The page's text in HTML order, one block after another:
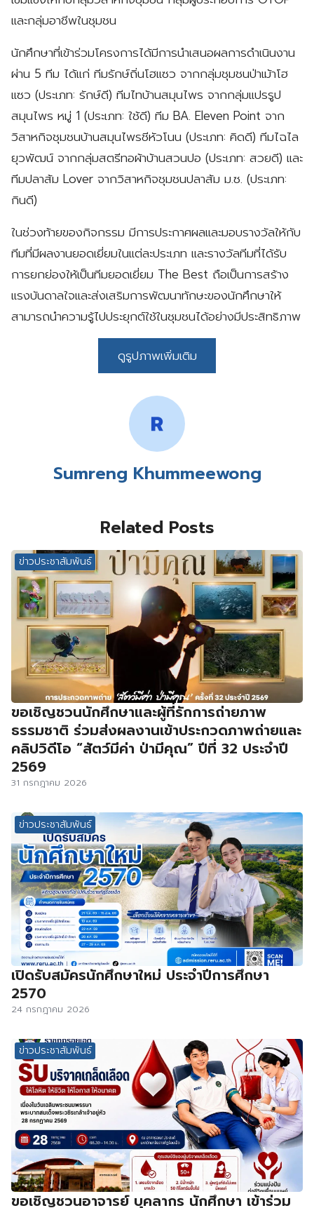
และกลุ่มอาชีพในชุมชน
นักศึกษาที่เข้าร่วมโครงการได้มีการนำเสนอผลการดำเนินงาน
ผ่าน 5 ทีม ได้แก่ ทีมรักษ์ถิ่นโฮแซว จากกลุ่มชุมชนป่าเม้าโฮ
แซว (ประเภท: รักษ์ดี) ทีมไทบ้านสมุนไพร จากกลุ่มแปรรูป
สมุนไพร หมู่ 1 (ประเภท: ใช้ดี) ทีม BA. Eleven Point จาก
วิสาหกิจชุมชนบ้านสมุนไพรชีหัวโนน (ประเภท: คิดดี) ทีมไฉไล
ยุวพัฒน์ จากกลุ่มสตรีทอผ้าบ้านสวนปอ (ประเภท: สวยดี) และ
ทีมปลาส้ม Lover จากวิสาหกิจชุมชนปลาส้ม ม.ซ. (ประเภท:
กินดี)
ในช่วงท้ายของกิจกรรม มีการประกาศผลและมอบรางวัลให้กับ
ทีมที่มีผลงานยอดเยี่ยมในแต่ละประเภท และรางวัลทีมที่ได้รับ
การยกย่องให้เป็นทีมยอดเยี่ยม The Best ถือเป็นการสร้าง
แรงบันดาลใจและส่งเสริมการพัฒนาทักษะของนักศึกษาให้
สามารถนำความรู้ไปประยุกต์ใช้ในชุมชนได้อย่างมีประสิทธิภาพ
ดูรูปภาพเพิ่มเติม
Sumreng Khummeewong
Related Posts
ข่าวประชาสัมพันธ์
ขอเชิญชวนนักศึกษาและผู้ที่รักการถ่ายภาพ
ธรรมชาติ ร่วมส่งผลงานเข้าประกวดภาพถ่ายและ
คลิปวิดีโอ “สัตว์มีค่า ป่ามีคุณ” ปีที่ 32 ประจำปี
2569
31 กรกฎาคม 2026
ข่าวประชาสัมพันธ์
เปิดรับสมัครนักศึกษาใหม่ ประจำปีการศึกษา
2570
24 กรกฎาคม 2026
ข่าวประชาสัมพันธ์
ขอเชิญชวนอาจารย์ บุคลากร นักศึกษา เข้าร่วม